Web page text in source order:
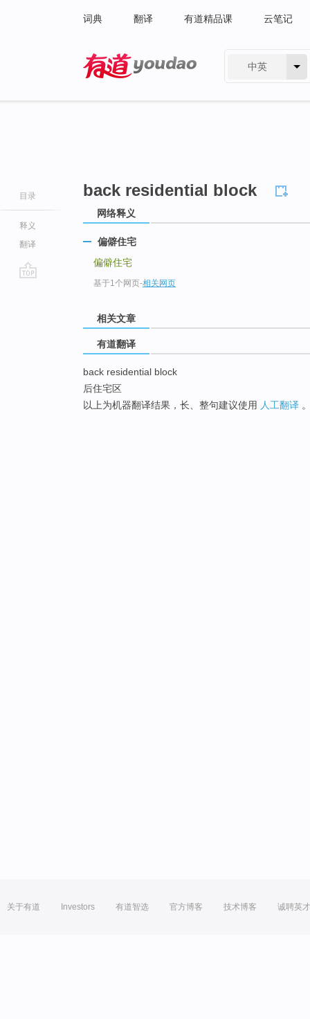
词典 翻译 有道精品课 云笔记
中英
目录
释义
翻译
back residential block
网络释义
偏僻住宅
偏僻住宅
基于1个网页-相关网页
相关文章
有道翻译
back residential block
后住宅区
以上为机器翻译结果，长、整句建议使用 人工翻译
关于有道 Investors 有道智选 官方博客 技术博客 诚聘英才